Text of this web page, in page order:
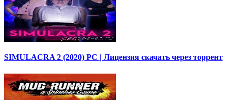
SIMULACRA 2 (2020) PC | Лицензия скачать через торрент